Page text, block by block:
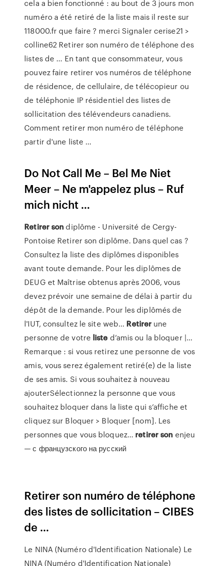
cela a bien fonctionné : au bout de 3 jours mon
numéro a été retiré de la liste mais il reste sur
118000.fr que faire ? merci Signaler cerise21 >
colline62 Retirer son numéro de téléphone des
listes de ... En tant que consommateur, vous
pouvez faire retirer vos numéros de téléphone
de résidence, de cellulaire, de télécopieur ou
de téléphonie IP résidentiel des listes de
sollicitation des télévendeurs canadiens.
Comment retirer mon numéro de téléphone
partir d'une liste ...
Do Not Call Me – Bel Me Niet
Meer – Ne m'appelez plus – Ruf
mich nicht ...
Retirersondiplôme - Université de Cergy-
Pontoise Retirer son diplôme. Dans quel cas ?
Consultez la liste des diplômes disponibles
avant toute demande. Pour les diplômes de
DEUG et Maîtrise obtenus après 2006, vous
devez prévoir une semaine de délai à partir du
dépôt de la demande. Pour les diplômés de
l'IUT, consultez le site web... Retirer une
personne de votre liste d’amis ou la bloquer |…
Remarque : si vous retirez une personne de vos
amis, vous serez également retiré(e) de la liste
de ses amis. Si vous souhaitez à nouveau
ajouterSélectionnez la personne que vous
souhaitez bloquer dans la liste qui s’affiche et
cliquez sur Bloquer > Bloquer [nom]. Les
personnes que vous bloquez... retirerson enjeu
— с французского на русский
Retirer son numéro de téléphone
des listes de sollicitation – CIBES
de ...
Le NINA (Numéro d'Identification Nationale) Le
NINA (Numéro d'Identification Nationale)